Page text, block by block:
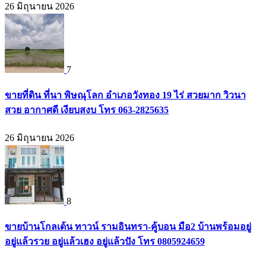
26 มิถุนายน 2026
7
ขายที่ดิน ที่นา พิษณุโลก อำเภอวังทอง 19 ไร่ สวยมาก วิวนา
สวย อากาศดี เงียบสงบ โทร 063-2825635
26 มิถุนายน 2026
8
ขายบ้านโกลเด้น ทาวน์ รามอินทรา-คู้บอน มือ2 บ้านพร้อมอยู่
อยู่แล้วรวย อยู่แล้วเฮง อยู่แล้วปัง โทร 0805924659